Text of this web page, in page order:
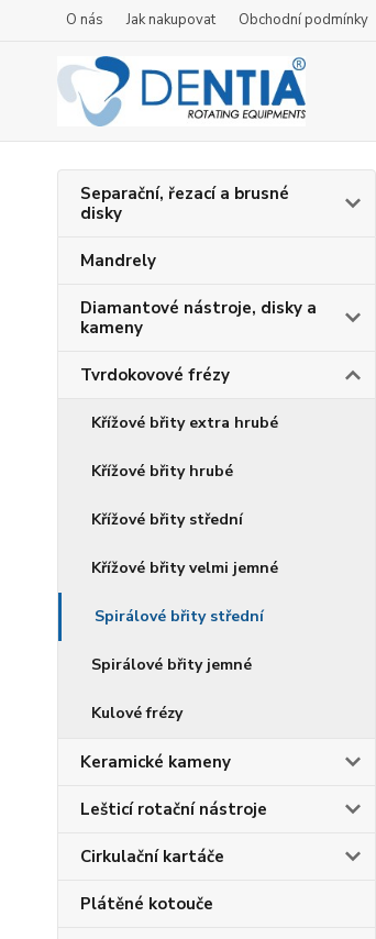
O nás Jak nakupovat Obchodní podmínky
Separační, řezací a brusné
disky
Mandrely
Diamantové nástroje, disky a
kameny
Tvrdokovové frézy
Křížové břity extra hrubé
Křížové břity hrubé
Křížové břity střední
Křížové břity velmi jemné
Spirálové břity střední
Spirálové břity jemné
Kulové frézy
Keramické kameny
Lešticí rotační nástroje
Cirkulační kartáče
Plátěné kotouče